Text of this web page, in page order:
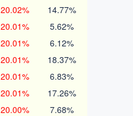
20.02% 14.77%
20.01% 5.62%
20.01% 6.12%
20.01% 18.37%
20.01% 6.83%
20.01% 17.26%
20.00% 7.68%